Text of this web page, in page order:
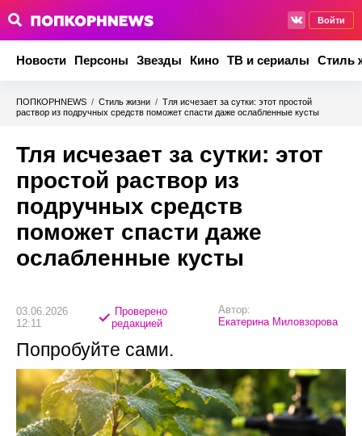
Войти
Новости Персоны Звезды Кино ТВ и сериалы Стиль
ПОПКОРНNEWS / Стиль жизни / Тля исчезает за сутки: этот простой
раствор из подручных средств поможет спасти даже ослабленные кусты
Тля исчезает за сутки: этот
простой раствор из
подручных средств
поможет спасти даже
ослабленные кусты
03.06.2026
12:11
Проверено
редакцией
Автор:
Екатерина Миловзорова
Попробуйте сами.